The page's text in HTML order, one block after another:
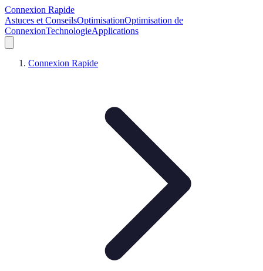
Connexion Rapide
Astuces et ConseilsOptimisationOptimisation de
ConnexionTechnologieApplications
Connexion Rapide